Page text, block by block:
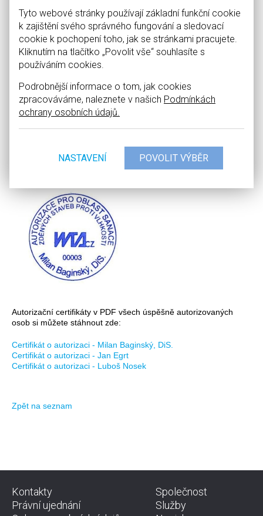
Tyto webové stránky používají základní funkční cookie
k zajištění svého správného fungování a sledovací
cookie k pochopení toho, jak se stránkami pracujete.
Kliknutím na tlačítko „Povolit vše“ souhlasíte s
používáním cookies.
Podrobnější informace o tom, jak cookies
zpracováváme, naleznete v našich Podmínkách
ochrany osobních údajů.
NASTAVENÍ
zděných staveb proti vlhkosti gratulujeme!
Autorizační certifikáty v PDF všech úspěšně autorizovaných
osob si můžete stáhnout zde:
​Certifikát o autorizaci - Milan Baginský, DiS.
Certifikát o autorizaci - Jan Egrt
Certifikát o autorizaci - Luboš Nosek
Zpět na seznam
Kontakty
Právní ujednání
Společnost
Služby